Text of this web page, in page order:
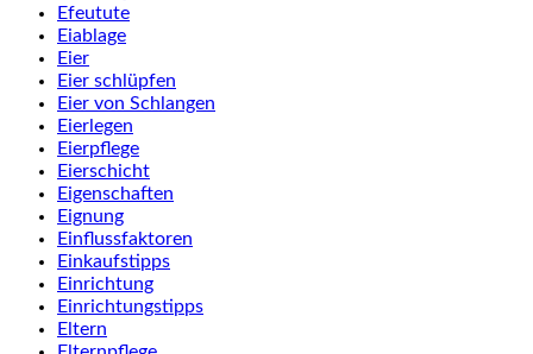
Efeutute
Eiablage
Eier
Eier schlüpfen
Eier von Schlangen
Eierlegen
Eierpflege
Eierschicht
Eigenschaften
Eignung
Einflussfaktoren
Einkaufstipps
Einrichtung
Einrichtungstipps
Eltern